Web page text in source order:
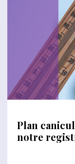
Plan
notre